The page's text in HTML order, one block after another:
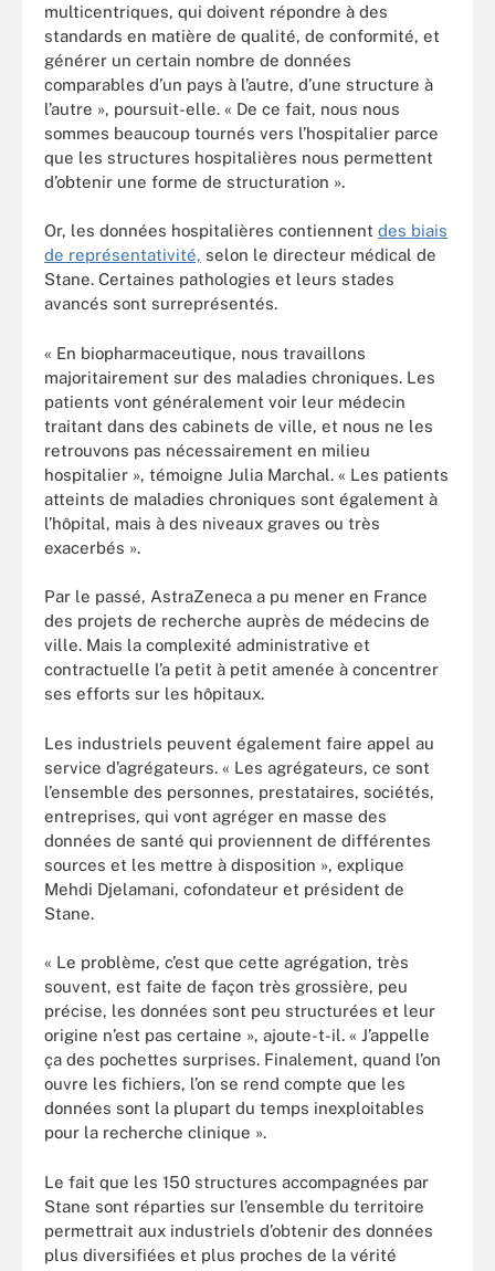
multicentriques, qui doivent répondre à des
standards en matière de qualité, de conformité, et
générer un certain nombre de données
comparables d’un pays à l’autre, d’une structure à
l’autre », poursuit-elle. « De ce fait, nous nous
sommes beaucoup tournés vers l’hospitalier parce
que les structures hospitalières nous permettent
d’obtenir une forme de structuration ».
Or, les données hospitalières contiennent des biais
de représentativité, selon le directeur médical de
Stane. Certaines pathologies et leurs stades
avancés sont surreprésentés.
« En biopharmaceutique, nous travaillons
majoritairement sur des maladies chroniques. Les
patients vont généralement voir leur médecin
traitant dans des cabinets de ville, et nous ne les
retrouvons pas nécessairement en milieu
hospitalier », témoigne Julia Marchal. « Les patients
atteints de maladies chroniques sont également à
l’hôpital, mais à des niveaux graves ou très
exacerbés ».
Par le passé, AstraZeneca a pu mener en France
des projets de recherche auprès de médecins de
ville. Mais la complexité administrative et
contractuelle l’a petit à petit amenée à concentrer
ses efforts sur les hôpitaux.
Les industriels peuvent également faire appel au
service d’agrégateurs. « Les agrégateurs, ce sont
l’ensemble des personnes, prestataires, sociétés,
entreprises, qui vont agréger en masse des
données de santé qui proviennent de différentes
sources et les mettre à disposition », explique
Mehdi Djelamani, cofondateur et président de
Stane.
« Le problème, c’est que cette agrégation, très
souvent, est faite de façon très grossière, peu
précise, les données sont peu structurées et leur
origine n’est pas certaine », ajoute-t-il. « J’appelle
ça des pochettes surprises. Finalement, quand l’on
ouvre les fichiers, l’on se rend compte que les
données sont la plupart du temps inexploitables
pour la recherche clinique ».
Le fait que les 150 structures accompagnées par
Stane sont réparties sur l’ensemble du territoire
permettrait aux industriels d’obtenir des données
plus diversifiées et plus proches de la vérité